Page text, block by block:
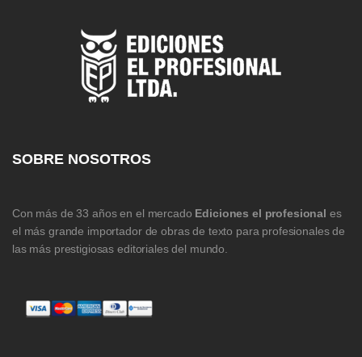
SOBRE NOSOTROS
Con más de 33 años en el mercado Ediciones el profesional es
el más grande importador de obras de texto para profesionales de
las más prestigiosas editoriales del mundo.